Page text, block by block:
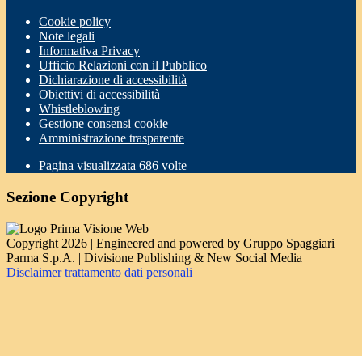
Cookie policy
Note legali
Informativa Privacy
Ufficio Relazioni con il Pubblico
Dichiarazione di accessibilità
Obiettivi di accessibilità
Whistleblowing
Gestione consensi cookie
Amministrazione trasparente
Pagina visualizzata 686 volte
Sezione Copyright
Copyright 2026 | Engineered and powered by Gruppo Spaggiari
Parma S.p.A. | Divisione Publishing & New Social Media
Disclaimer trattamento dati personali